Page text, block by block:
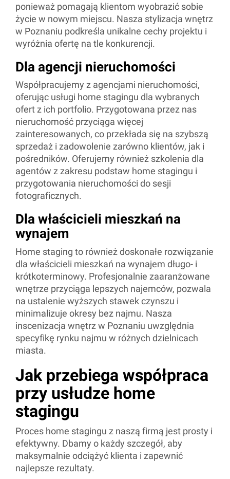
ponieważ pomagają klientom wyobrazić sobie
życie w nowym miejscu. Nasza stylizacja wnętrz
w Poznaniu podkreśla unikalne cechy projektu i
wyróżnia ofertę na tle konkurencji.
Dla agencji nieruchomości
Współpracujemy z agencjami nieruchomości,
oferując usługi home stagingu dla wybranych
ofert z ich portfolio. Przygotowana przez nas
nieruchomość przyciąga więcej
zainteresowanych, co przekłada się na szybszą
sprzedaż i zadowolenie zarówno klientów, jak i
pośredników. Oferujemy również szkolenia dla
agentów z zakresu podstaw home stagingu i
przygotowania nieruchomości do sesji
fotograficznych.
Dla właścicieli mieszkań na
wynajem
Home staging to również doskonałe rozwiązanie
dla właścicieli mieszkań na wynajem długo- i
krótkoterminowy. Profesjonalnie zaaranżowane
wnętrze przyciąga lepszych najemców, pozwala
na ustalenie wyższych stawek czynszu i
minimalizuje okresy bez najmu. Nasza
inscenizacja wnętrz w Poznaniu uwzględnia
specyfikę rynku najmu w różnych dzielnicach
miasta.
Jak przebiega współpraca
przy usłudze home
stagingu
Proces home stagingu z naszą firmą jest prosty i
efektywny. Dbamy o każdy szczegół, aby
maksymalnie odciążyć klienta i zapewnić
najlepsze rezultaty.